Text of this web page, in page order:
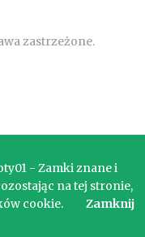
zastrzeżone.
- Zamki znane i
na tej stronie,
cookie.
Zamknij